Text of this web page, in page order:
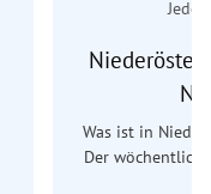
Was ist in
Der